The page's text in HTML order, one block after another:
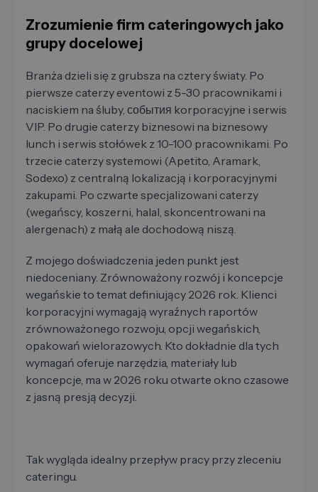
Zrozumienie firm cateringowych jako
grupy docelowej
Branża dzieli się z grubsza na cztery światy. Po
pierwsze caterzy eventowi z 5-30 pracownikami i
naciskiem na śluby, события korporacyjne i serwis
VIP. Po drugie caterzy biznesowi na biznesowy
lunch i serwis stołówek z 10-100 pracownikami. Po
trzecie caterzy systemowi (Apetito, Aramark,
Sodexo) z centralną lokalizacją i korporacyjnymi
zakupami. Po czwarte specjalizowani caterzy
(wegańscy, koszerni, halal, skoncentrowani na
alergenach) z małą ale dochodową niszą.
Z mojego doświadczenia jeden punkt jest
niedoceniany. Zrównoważony rozwój i koncepcje
wegańskie to temat definiujący 2026 rok. Klienci
korporacyjni wymagają wyraźnych raportów
zrównoważonego rozwoju, opcji wegańskich,
opakowań wielorazowych. Kto dokładnie dla tych
wymagań oferuje narzędzia, materiały lub
koncepcje, ma w 2026 roku otwarte okno czasowe
z jasną presją decyzji.
Tak wygląda idealny przepływ pracy przy zleceniu
cateringu.